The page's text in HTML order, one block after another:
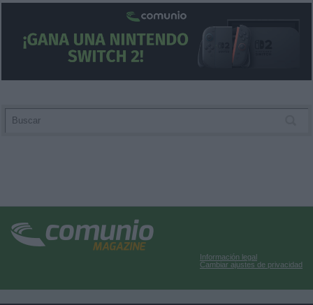
Información legal
Cambiar ajustes de privacidad